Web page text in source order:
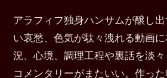
アラフィフ独身ハンサムが醸し
い哀愁、色気が駄々洩れる動画
況、心境、調理工程や裏話を淡
コメンタリーがまたいい。作っ